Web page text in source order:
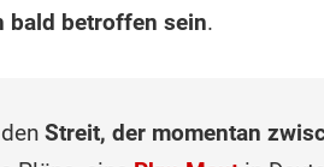
bald betroffen sein.
Streit, der momentan